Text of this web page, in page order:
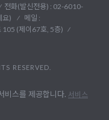
전화(발신전용) : 02-6010-
요)
메일 :
105 (제이67호, 5층)
RESERVED.
비스를 제공합니다. 서비스